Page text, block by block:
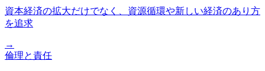
資本経済の拡大だけでなく、資源循環や新しい経済のあり方
を追求
→
倫理と責任